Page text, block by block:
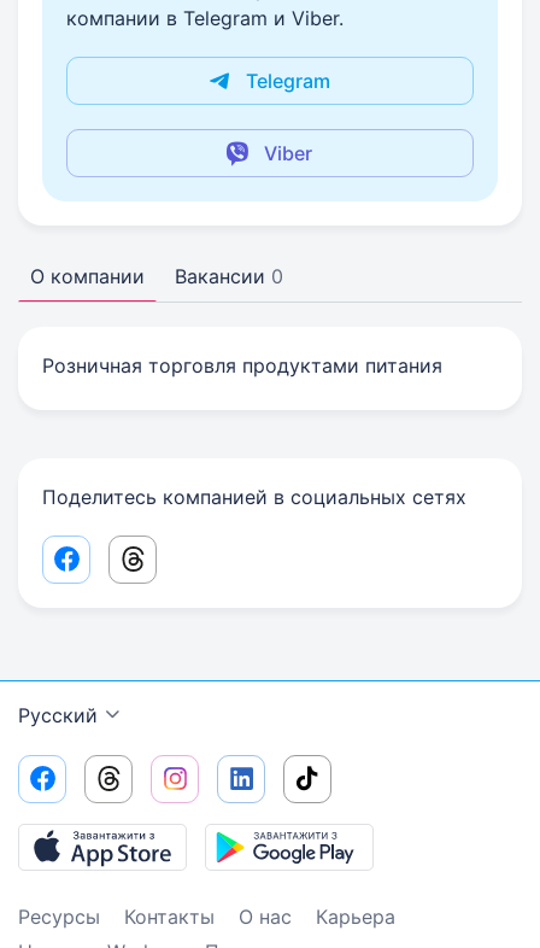
компании в Telegram и Viber.
Telegram
Viber
О компании Вакансии 0
Розничная торговля продуктами питания
Поделитесь компанией в социальных сетях
Facebook share link
Threads share link
Русский
Ресурсы Контакты О нас
Карьера